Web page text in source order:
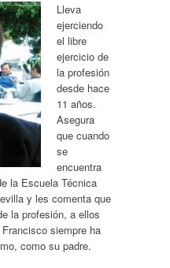
Lleva
ejerciendo
el libre
ejercicio de
la profesión
desde hace
11 años.
Asegura
que cuando
se
encuentra
la Escuela Técnica
y les comenta que
la profesión, a ellos
siempre ha
como su padre.